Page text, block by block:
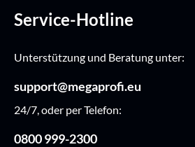
Service-Hotline
Unterstützung und Beratung unter:
support@megaprofi.eu
24/7, oder per Telefon:
0800 999-2300